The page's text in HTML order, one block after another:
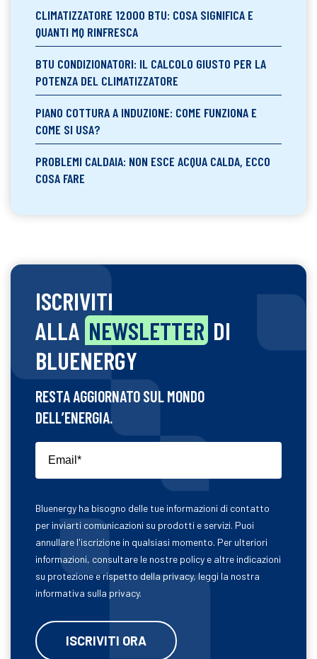
CLIMATIZZATORE 12000 BTU: COSA SIGNIFICA E
QUANTI MQ RINFRESCA
BTU CONDIZIONATORI: IL CALCOLO GIUSTO PER LA
POTENZA DEL CLIMATIZZATORE
PIANO COTTURA A INDUZIONE: COME FUNZIONA E
COME SI USA?
PROBLEMI CALDAIA: NON ESCE ACQUA CALDA, ECCO
COSA FARE
ISCRIVITI
ALLA NEWSLETTER DI
BLUENERGY
RESTA AGGIORNATO SUL MONDO
DELL’ENERGIA.
Bluenergy ha bisogno delle tue informazioni di contatto
per inviarti comunicazioni su prodotti e servizi. Puoi
annullare l'iscrizione in qualsiasi momento. Per ulteriori
informazioni, consultare le nostre policy e altre indicazioni
su protezione e rispetto della privacy, leggi la nostra
informativa sulla privacy.